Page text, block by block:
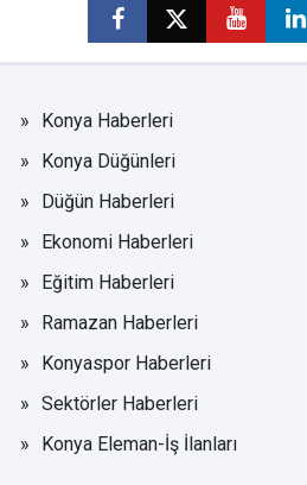
Konya Haberleri
Konya Düğünleri
Düğün Haberleri
Ekonomi Haberleri
Eğitim Haberleri
Ramazan Haberleri
Konyaspor Haberleri
Sektörler Haberleri
Konya Eleman-İş İlanları